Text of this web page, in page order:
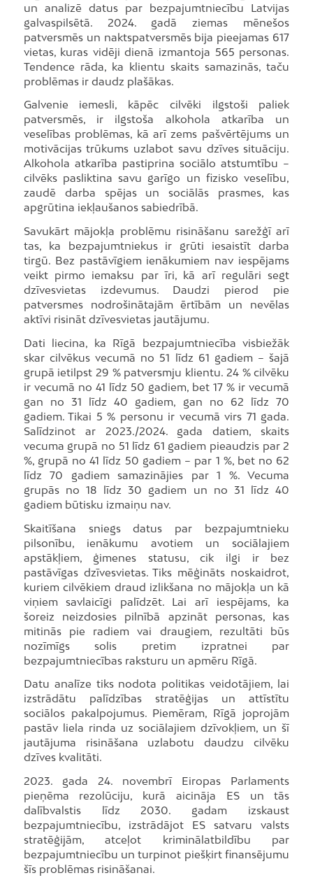
un analizē datus par bezpajumtniecību Latvijas
galvaspilsētā. 2024. gadā ziemas mēnešos
patversmēs un naktspatversmēs bija pieejamas 617
vietas, kuras vidēji dienā izmantoja 565 personas.
Tendence rāda, ka klientu skaits samazinās, taču
problēmas ir daudz plašākas.
Galvenie iemesli, kāpēc cilvēki ilgstoši paliek
patversmēs, ir ilgstoša alkohola atkarība un
veselības problēmas, kā arī zems pašvērtējums un
motivācijas trūkums uzlabot savu dzīves situāciju.
Alkohola atkarība pastiprina sociālo atstumtību –
cilvēks pasliktina savu garīgo un fizisko veselību,
zaudē darba spējas un sociālās prasmes, kas
apgrūtina iekļaušanos sabiedrībā.
Savukārt mājokļa problēmu risināšanu sarežģī arī
tas, ka bezpajumtniekus ir grūti iesaistīt darba
tirgū. Bez pastāvīgiem ienākumiem nav iespējams
veikt pirmo iemaksu par īri, kā arī regulāri segt
dzīvesvietas izdevumus. Daudzi pierod pie
patversmes nodrošinātajām ērtībām un nevēlas
aktīvi risināt dzīvesvietas jautājumu.
Dati liecina, ka Rīgā bezpajumtniecība visbiežāk
skar cilvēkus vecumā no 51 līdz 61 gadiem – šajā
grupā ietilpst 29 % patversmju klientu. 24 % cilvēku
ir vecumā no 41 līdz 50 gadiem, bet 17 % ir vecumā
gan no 31 līdz 40 gadiem, gan no 62 līdz 70
gadiem. Tikai 5 % personu ir vecumā virs 71 gada.
Salīdzinot ar 2023./2024. gada datiem, skaits
vecuma grupā no 51 līdz 61 gadiem pieaudzis par 2
%, grupā no 41 līdz 50 gadiem – par 1 %, bet no 62
līdz 70 gadiem samazinājies par 1 %. Vecuma
grupās no 18 līdz 30 gadiem un no 31 līdz 40
gadiem būtisku izmaiņu nav.
Skaitīšana sniegs datus par bezpajumtnieku
pilsonību, ienākumu avotiem un sociālajiem
apstākļiem, ģimenes statusu, cik ilgi ir bez
pastāvīgas dzīvesvietas. Tiks mēģināts noskaidrot,
kuriem cilvēkiem draud izlikšana no mājokļa un kā
viņiem savlaicīgi palīdzēt. Lai arī iespējams, ka
šoreiz neizdosies pilnībā apzināt personas, kas
mitinās pie radiem vai draugiem, rezultāti būs
nozīmīgs solis pretim izpratnei par
bezpajumtniecības raksturu un apmēru Rīgā.
Datu analīze tiks nodota politikas veidotājiem, lai
izstrādātu palīdzības stratēģijas un attīstītu
sociālos pakalpojumus. Piemēram, Rīgā joprojām
pastāv liela rinda uz sociālajiem dzīvokļiem, un šī
jautājuma risināšana uzlabotu daudzu cilvēku
dzīves kvalitāti.
2023. gada 24. novembrī Eiropas Parlaments
pieņēma rezolūciju, kurā aicināja ES un tās
dalībvalstis līdz 2030. gadam izskaust
bezpajumtniecību, izstrādājot ES satvaru valsts
stratēģijām, atceļot kriminālatbildību par
bezpajumtniecību un turpinot piešķirt finansējumu
šīs problēmas risināšanai.